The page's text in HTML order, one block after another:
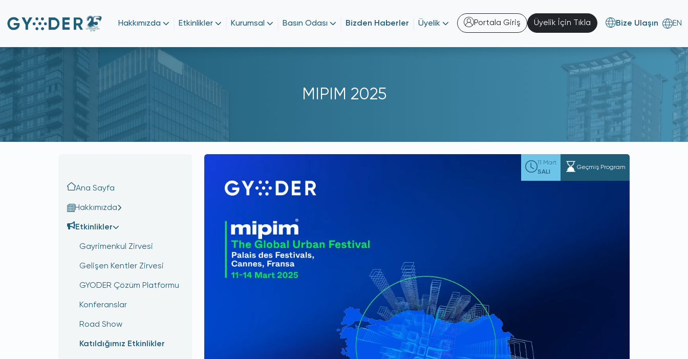
Hakkımızda Etkinlikler Kurumsal Basın Odası Bizden Haberler Üyelik Portala Giriş Üyelik İçin Tıkla Bize Ulaşın EN
MIPIM 2025
Ana Sayfa
Hakkımızda
Etkinlikler
Gayrimenkul Zirvesi
Gelişen Kentler Zirvesi
GYODER Çözüm Platformu
Konferanslar
Road Show
Katıldığımız Etkinlikler
11 Mart
SALI
Geçmiş Program